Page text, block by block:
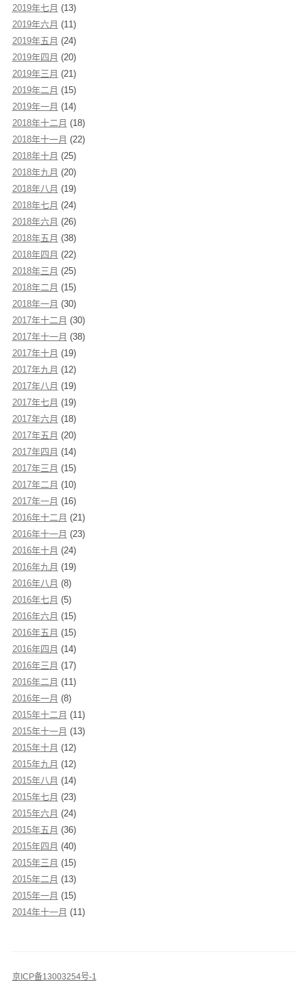
2019年七月 (13)
2019年六月 (11)
2019年五月 (24)
2019年四月 (20)
2019年三月 (21)
2019年二月 (15)
2019年一月 (14)
2018年十二月 (18)
2018年十一月 (22)
2018年十月 (25)
2018年九月 (20)
2018年八月 (19)
2018年七月 (24)
2018年六月 (26)
2018年五月 (38)
2018年四月 (22)
2018年三月 (25)
2018年二月 (15)
2018年一月 (30)
2017年十二月 (30)
2017年十一月 (38)
2017年十月 (19)
2017年九月 (12)
2017年八月 (19)
2017年七月 (19)
2017年六月 (18)
2017年五月 (20)
2017年四月 (14)
2017年三月 (15)
2017年二月 (10)
2017年一月 (16)
2016年十二月 (21)
2016年十一月 (23)
2016年十月 (24)
2016年九月 (19)
2016年八月 (8)
2016年七月 (5)
2016年六月 (15)
2016年五月 (15)
2016年四月 (14)
2016年三月 (17)
2016年二月 (11)
2016年一月 (8)
2015年十二月 (11)
2015年十一月 (13)
2015年十月 (12)
2015年九月 (12)
2015年八月 (14)
2015年七月 (23)
2015年六月 (24)
2015年五月 (36)
2015年四月 (40)
2015年三月 (15)
2015年二月 (13)
2015年一月 (15)
2014年十一月 (11)
京ICP备13003254号-1